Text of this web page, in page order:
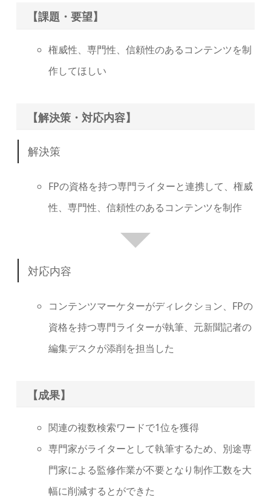
【課題・要望】
権威性、専門性、信頼性のあるコンテンツを制
作してほしい
【解決策・対応内容】
解決策
FPの資格を持つ専門ライターと連携して、権威
性、専門性、信頼性のあるコンテンツを制作
対応内容
コンテンツマーケターがディレクション、FPの
資格を持つ専門ライターが執筆、元新聞記者の
編集デスクが添削を担当した
【成果】
関連の複数検索ワードで1位を獲得
専門家がライターとして執筆するため、別途専
門家による監修作業が不要となり制作工数を大
幅に削減するとができた